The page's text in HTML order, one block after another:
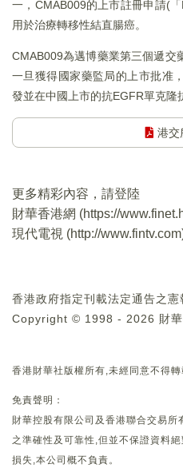
一，CMAB009的上市註冊申請(
用於治療轉移性結直腸癌。
CMAB009為邁博藥業第三個遞交
一旦獲得國家藥監局的上市批准
發並在中國上市的抗EGFR單克隆
港交
更多精彩內容，請登陸
財華香港網 (https://
現代電視 (http://www.fintv.com
香港政府指定刊載法定通告之憲
Copyright © 1998 - 2026 財華
香港財華社版權所有,未經同意不得轉
免責聲明：
財華控股有限公司及香港聯合交易
之準確性及可靠性,但並不保證資料
損失,本公司概不負責。